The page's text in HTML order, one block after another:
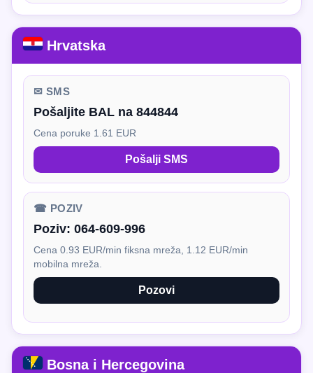
Hrvatska
✉ SMS
Pošaljite BAL na 844844
Cena poruke 1.61 EUR
Pošalji SMS
☎ POZIV
Poziv: 064-609-996
Cena 0.93 EUR/min fiksna mreža, 1.12 EUR/min
mobilna mreža.
Pozovi
Bosna i Hercegovina